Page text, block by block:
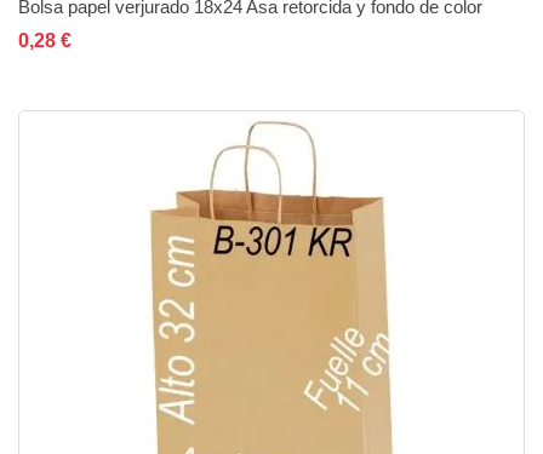
Bolsa papel verjurado 18x24 Asa retorcida y fondo de color
0,28 €